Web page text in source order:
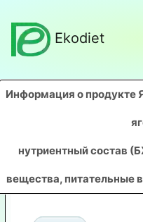
Ekodiet
Информация о продукте
нутриентный состав
вещества, питательные